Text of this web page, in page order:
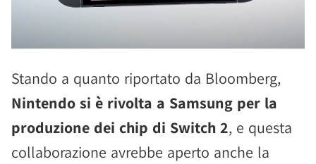
Stando a quanto riportato da Bloomberg,
Nintendo si è rivolta a Samsung per la
produzione dei chip di Switch 2, e questa
collaborazione avrebbe aperto anche la